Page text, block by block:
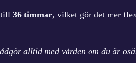
till 36 timmar, vilket gör det mer
alltid med vården om du är